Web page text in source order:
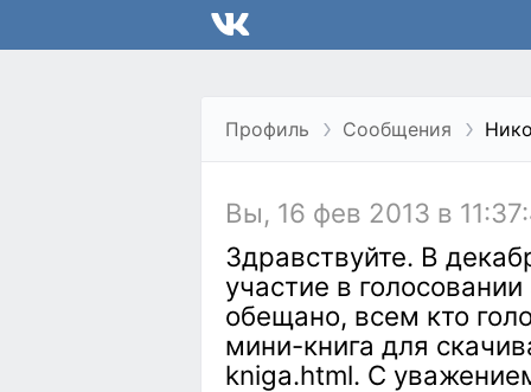
Профиль Сообщения
Вы, 16 фев 2013 в
Здравствуйте. В
участие в
обещано, всем кто
мини-книга для
kniga.html. С